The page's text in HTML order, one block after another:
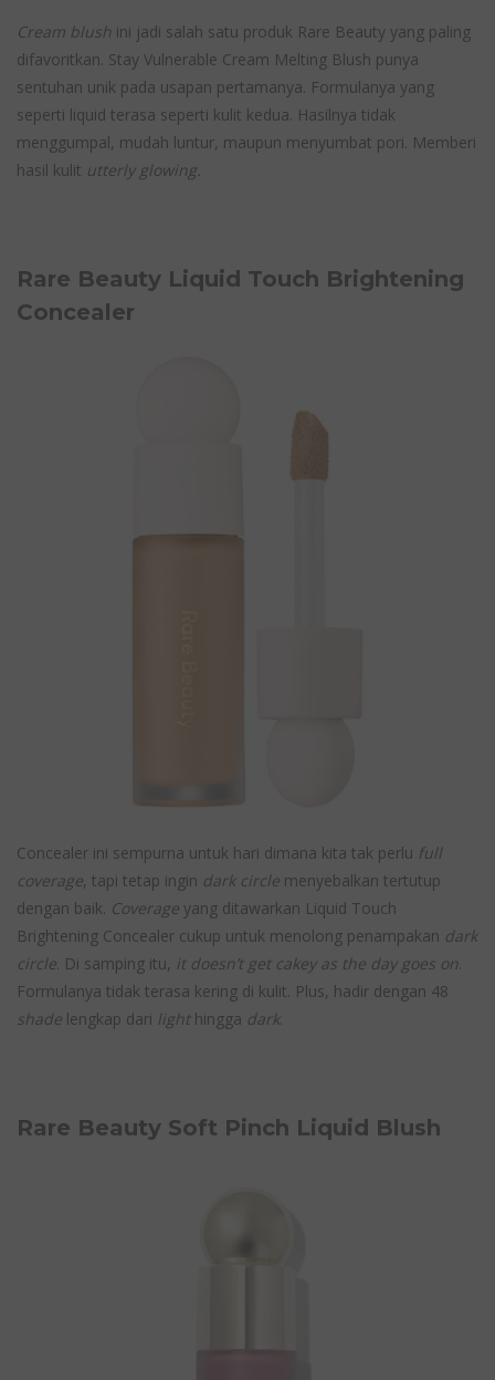
Cream blush ini jadi salah satu produk Rare Beauty yang paling
difavoritkan. Stay Vulnerable Cream Melting Blush punya
sentuhan unik pada usapan pertamanya. Formulanya yang
seperti liquid terasa seperti kulit kedua. Hasilnya tidak
menggumpal, mudah luntur, maupun menyumbat pori. Memberi
hasil kulit utterly glowing.
Rare Beauty Liquid Touch Brightening
Concealer
Concealer ini sempurna untuk hari dimana kita tak perlu full
coverage, tapi tetap ingin dark circle menyebalkan tertutup
dengan baik. Coverage yang ditawarkan Liquid Touch
Brightening Concealer cukup untuk menolong penampakan dark
circle. Di samping itu, it doesn’t get cakey as the day goes on.
Formulanya tidak terasa kering di kulit. Plus, hadir dengan 48
shade lengkap dari light hingga dark.
Rare Beauty Soft Pinch Liquid Blush